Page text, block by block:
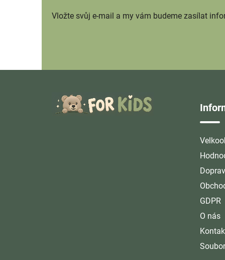
Vložte svůj e-mail a my vám budeme zasílat
GDPR
O nás